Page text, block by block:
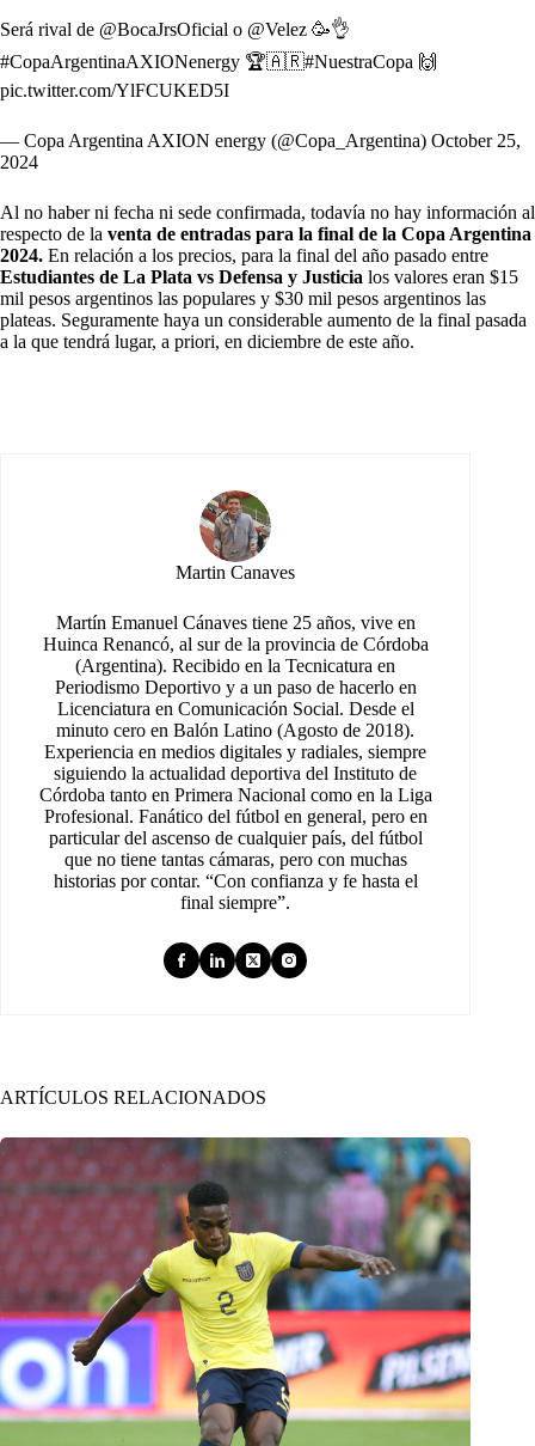
Será rival de @BocaJrsOficial o @Velez 🥳👌
#CopaArgentinaAXIONenergy 🏆🇦🇷#NuestraCopa 🙌
pic.twitter.com/YlFCUKED5I
— Copa Argentina AXION energy (@Copa_Argentina) October 25,
2024
Al no haber ni fecha ni sede confirmada, todavía no hay información al
respecto de la venta de entradas para la final de la Copa Argentina
2024. En relación a los precios, para la final del año pasado entre
Estudiantes de La Plata vs Defensa y Justicia los valores eran $15
mil pesos argentinos las populares y $30 mil pesos argentinos las
plateas. Seguramente haya un considerable aumento de la final pasada
a la que tendrá lugar, a priori, en diciembre de este año.
Martin Canaves
Martín Emanuel Cánaves tiene 25 años, vive en
Huinca Renancó, al sur de la provincia de Córdoba
(Argentina). Recibido en la Tecnicatura en
Periodismo Deportivo y a un paso de hacerlo en
Licenciatura en Comunicación Social. Desde el
minuto cero en Balón Latino (Agosto de 2018).
Experiencia en medios digitales y radiales, siempre
siguiendo la actualidad deportiva del Instituto de
Córdoba tanto en Primera Nacional como en la Liga
Profesional. Fanático del fútbol en general, pero en
particular del ascenso de cualquier país, del fútbol
que no tiene tantas cámaras, pero con muchas
historias por contar. “Con confianza y fe hasta el
final siempre”.
ARTÍCULOS RELACIONADOS